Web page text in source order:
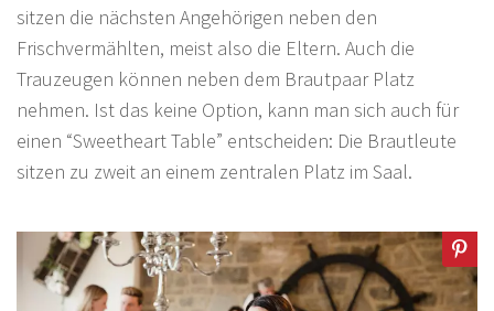
sitzen die nächsten Angehörigen neben den
Frischvermählten, meist also die Eltern. Auch die
Trauzeugen können neben dem Brautpaar Platz
nehmen. Ist das keine Option, kann man sich auch für
einen “Sweetheart Table” entscheiden: Die Brautleute
sitzen zu zweit an einem zentralen Platz im Saal.